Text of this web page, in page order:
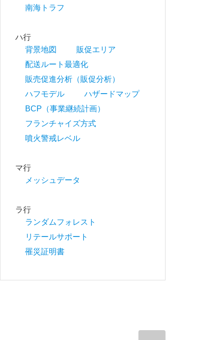
南海トラフ
ハ行
背景地図
販促エリア
配送ルート最適化
販売促進分析（販促分析）
ハフモデル
ハザードマップ
BCP（事業継続計画）
フランチャイズ方式
噴火警戒レベル
マ行
メッシュデータ
ラ行
ランダムフォレスト
リテールサポート
罹災証明書